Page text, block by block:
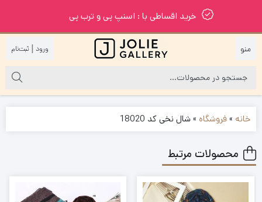
خرید اقساطی با : اسنپ پی و ترب پی
|
خانه »فروشگاه »شال نخی کد 18020
محصولات مرتبط